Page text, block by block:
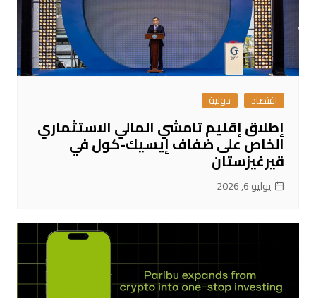
اقتصاد دولية
إطلاق إقليم تامشي المالي الاستثماري
الخاص على ضفاف إيسيك-كول في
قيرغيزستان
يوليو 6, 2026